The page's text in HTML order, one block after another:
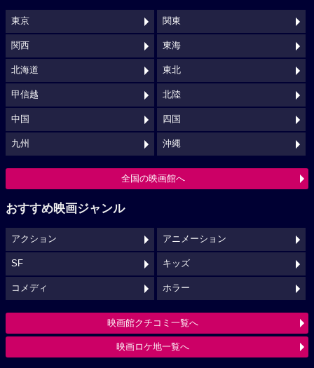
東京 関東
関西 東海
北海道 東北
甲信越 北陸
中国 四国
九州 沖縄
全国の映画館へ
おすすめ映画ジャンル
アクション アニメーション
SF キッズ
コメディ ホラー
映画館クチコミ一覧へ
映画ロケ地一覧へ